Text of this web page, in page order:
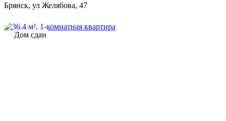
Брянск, ул Желябова, 47
Дом сдан